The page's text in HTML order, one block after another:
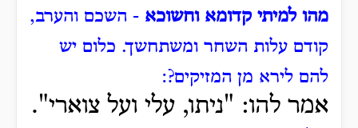
מהו למיתי קדומא וחשוכא - השכם והערב,
קודם עלות השחר ומשתחשך. כלום יש
להם לירא מן המזיקים?:
אמר להו: "ניתו, עלי ועל צוארי".